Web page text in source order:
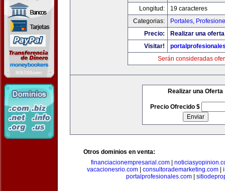
Longitud:
19 caracteres
Categorias:
Portales,
Precio:
Realizar una
Visitar!
Serán consideradas
Realizar una Oferta
Precio Ofrecido $
Otros dominios en venta:
financiacionempresarial.com
vacacionesrio.com
consultorademarketing.com
portalprofesionales.com|